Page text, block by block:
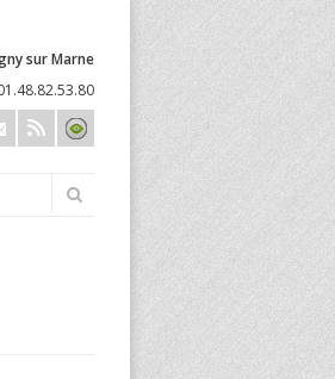
sur Marne